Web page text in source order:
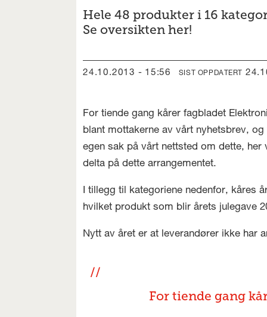
Hele 48 produkter i 16
Se oversikten her!
24.10.2013 - 15:56 SIST OPPDATERT
For tiende gang kårer fagbladet
blant mottakerne av vårt nyhetsbrev,
egen sak på vårt nettsted om dette,
delta på dette arrangementet.
I tillegg til kategoriene nedenfor, kåres
hvilket produkt som blir årets julegave
Nytt av året er at leverandører ikke har
For tiende gang